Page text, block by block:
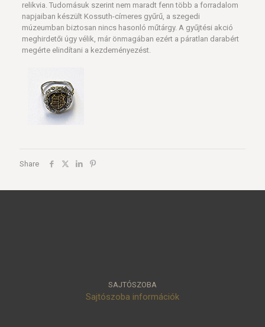
relikvia. Tudomásuk szerint nem maradt fenn több a forradalom
napjaiban készült Kossuth-címeres gyűrű, a szegedi
múzeumban biztosan nincs hasonló műtárgy. A gyűjtési akció
meghirdetői úgy vélik, már önmagában ezért a páratlan darabért
megérte elindítani a kezdeményezést.
Share
SAJTÓSZOBA
Sajtószoba információk